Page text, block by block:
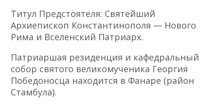
Титул Предстоятеля: Святейший
Архиепископ Константинополя — Нового
Рима и Вселенский Патриарх.
Патриаршая резиденция и кафедральный
собор святого великомученика Георгия
Победоносца находится в Фанаре (район
Стамбула).